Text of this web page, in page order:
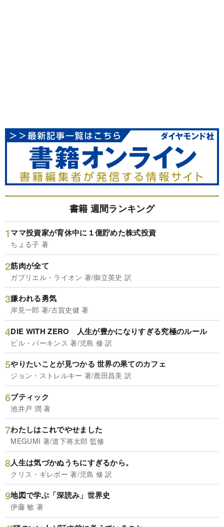
書籍 週間ランキング
ママ投資家が育休中に１億貯めた株式投資
ちょる子 著
筋肉が全て
ガブリエル・ライオン 著/御立英史 訳
嫌われる勇気
岸見一郎 著/古賀史健 著
DIE WITH ZERO 人生が豊かになりすぎる究極のルール
ビル・パーキンス 著/児島 修 訳
やりたいことが見つかる 世界の果てのカフェ
ジョン・ストレルキー 著/鹿田昌美 訳
ブティック
池井戸 潤 著
わたしはこれでやせました
MEGUMI 著/道下将太郎 監修
人生は気づかぬうちにすぎるから。
クリス・ギレボー 著/児島 修 訳
地図で学ぶ「深読み」世界史
伊藤 敏 著